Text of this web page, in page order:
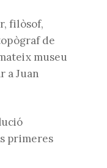
filòsof,
de
museu
a Juan
primeres